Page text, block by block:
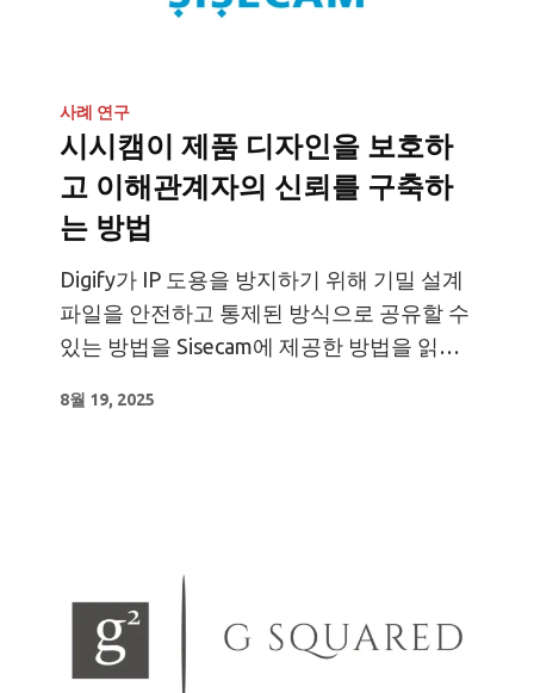
사례 연구
시시캠이 제품 디자인을 보호하
고 이해관계자의 신뢰를 구축하
는 방법
Digify가 IP 도용을 방지하기 위해 기밀 설계
파일을 안전하고 통제된 방식으로 공유할 수
있는 방법을 Sisecam에 제공한 방법을 읽어
8월 19, 2025